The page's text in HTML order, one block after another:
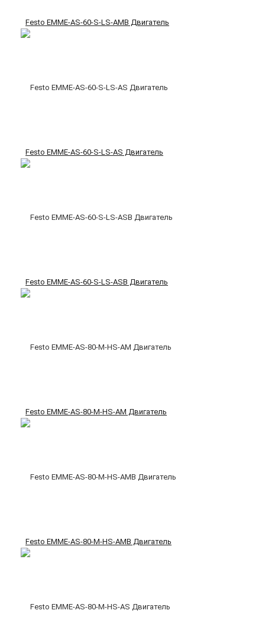
Festo EMME-AS-60-S-LS-AMB Двигатель
Festo EMME-AS-60-S-LS-AS Двигатель
Festo EMME-AS-60-S-LS-ASB Двигатель
Festo EMME-AS-80-M-HS-AM Двигатель
Festo EMME-AS-80-M-HS-AMB Двигатель